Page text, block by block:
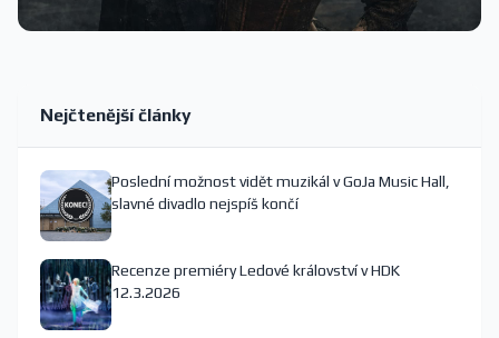
Nejčtenější články
Poslední možnost vidět muzikál v GoJa Music Hall,
slavné divadlo nejspíš končí
Recenze premiéry Ledové království v HDK
12.3.2026